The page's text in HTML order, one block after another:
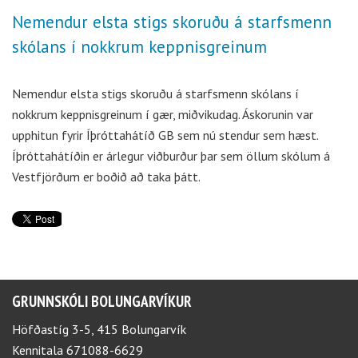
Nemendur elsta stigs skoruðu á starfsmenn
skólans í nokkrum keppnisgreinum
Nemendur elsta stigs skoruðu á starfsmenn skólans í
nokkrum keppnisgreinum í gær, miðvikudag. Áskorunin var
upphitun fyrir Íþróttahátíð GB sem nú stendur sem hæst.
Íþróttahátíðin er árlegur viðburður þar sem öllum skólum á
Vestfjörðum er boðið að taka þátt.
GRUNNSKÓLI BOLUNGARVÍKUR
Höfðastíg 3-5, 415 Bolungarvík
Kennitala 671088-6629